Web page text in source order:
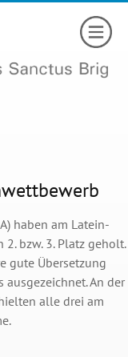
haben am Latein-
bzw. 3. Platz geholt.
gute Übersetzung
An der
alle drei am